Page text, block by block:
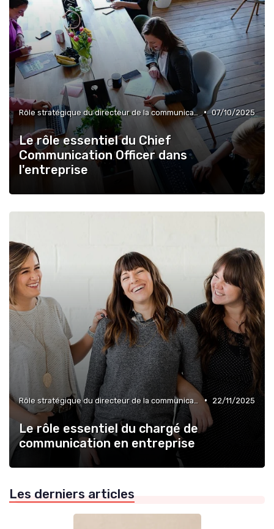
Rôle stratégique du directeur de la communication • 07/10/2025
Le rôle essentiel du Chief
Communication Officer dans
l'entreprise
• 22/11/2025
Le rôle essentiel du chargé de
communication en entreprise
Les derniers articles